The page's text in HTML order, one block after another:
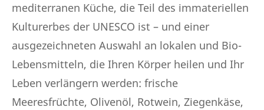
mediterranen Küche, die Teil des immateriellen
Kulturerbes der UNESCO ist – und einer
ausgezeichneten Auswahl an lokalen und Bio-
Lebensmitteln, die Ihren Körper heilen und Ihr
Leben verlängern werden: frische
Meeresfrüchte, Olivenöl, Rotwein, Ziegenkäse,